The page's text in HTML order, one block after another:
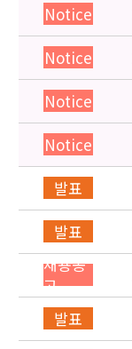
Notice
Notice
Notice
Notice
발표
발표
채용공
고
발표